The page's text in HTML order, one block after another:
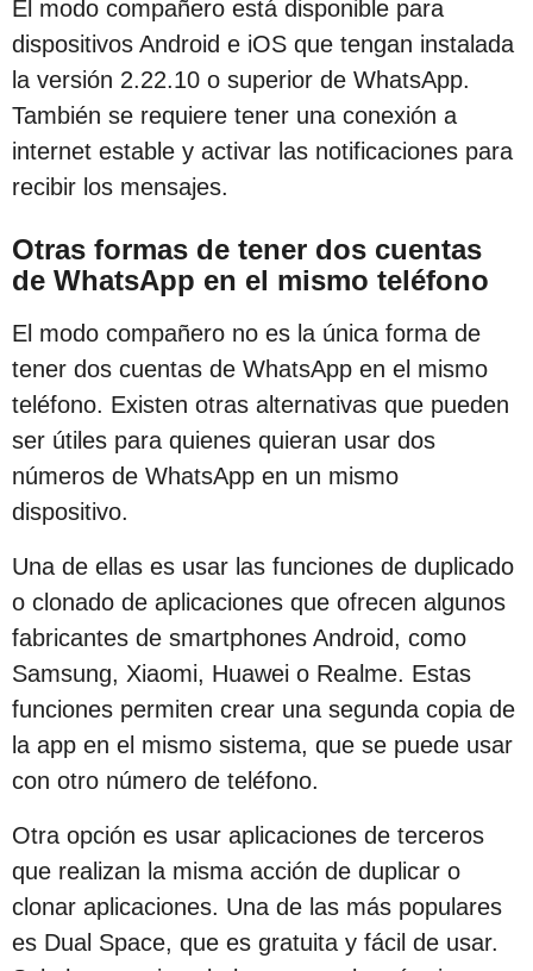
El modo compañero está disponible para
dispositivos Android e iOS que tengan instalada
la versión 2.22.10 o superior de WhatsApp.
También se requiere tener una conexión a
internet estable y activar las notificaciones para
recibir los mensajes.
Otras formas de tener dos cuentas
de WhatsApp en el mismo teléfono
El modo compañero no es la única forma de
tener dos cuentas de WhatsApp en el mismo
teléfono. Existen otras alternativas que pueden
ser útiles para quienes quieran usar dos
números de WhatsApp en un mismo
dispositivo.
Una de ellas es usar las funciones de duplicado
o clonado de aplicaciones que ofrecen algunos
fabricantes de smartphones Android, como
Samsung, Xiaomi, Huawei o Realme. Estas
funciones permiten crear una segunda copia de
la app en el mismo sistema, que se puede usar
con otro número de teléfono.
Otra opción es usar aplicaciones de terceros
que realizan la misma acción de duplicar o
clonar aplicaciones. Una de las más populares
es Dual Space, que es gratuita y fácil de usar.